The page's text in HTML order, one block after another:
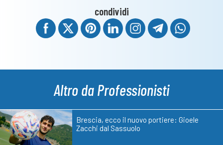
condividi
Altro da Professionisti
Brescia, ecco il nuovo portiere: Gioele
Zacchi dal Sassuolo